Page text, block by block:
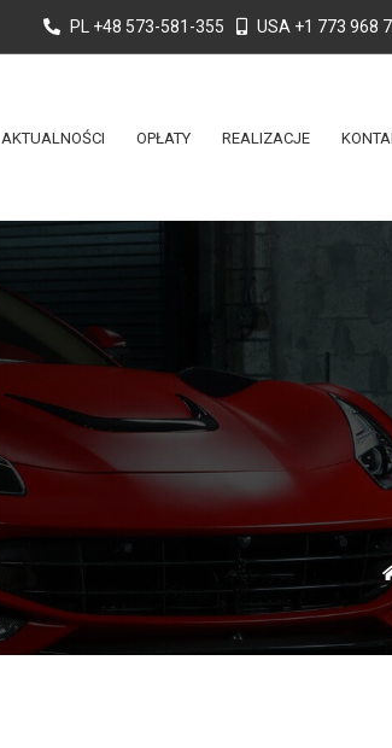
PL +48 573-581-355 USA +1 773 968
AKTUALNOŚCI OPŁATY REALIZACJE